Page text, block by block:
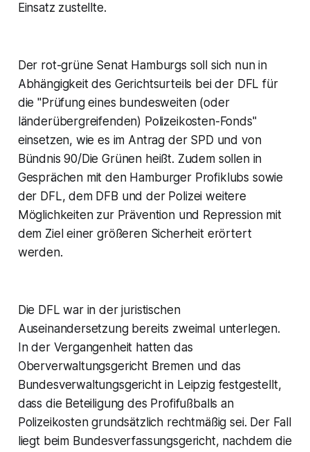
Einsatz zustellte.
Der rot-grüne Senat Hamburgs soll sich nun in
Abhängigkeit des Gerichtsurteils bei der DFL für
die "Prüfung eines bundesweiten (oder
länderübergreifenden) Polizeikosten-Fonds"
einsetzen, wie es im Antrag der SPD und von
Bündnis 90/Die Grünen heißt. Zudem sollen in
Gesprächen mit den Hamburger Profiklubs sowie
der DFL, dem DFB und der Polizei weitere
Möglichkeiten zur Prävention und Repression mit
dem Ziel einer größeren Sicherheit erörtert
werden.
Die DFL war in der juristischen
Auseinandersetzung bereits zweimal unterlegen.
In der Vergangenheit hatten das
Oberverwaltungsgericht Bremen und das
Bundesverwaltungsgericht in Leipzig festgestellt,
dass die Beteiligung des Profifußballs an
Polizeikosten grundsätzlich rechtmäßig sei. Der Fall
liegt beim Bundesverfassungsgericht, nachdem die